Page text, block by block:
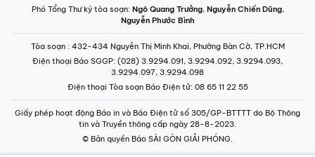
Phó Tổng Thư ký tòa soạn: Ngô Quang Trưởng, Nguyễn Chiến Dũng,
Nguyễn Phước Bình
Tòa soạn : 432-434 Nguyễn Thị Minh Khai, Phường Bàn Cờ, TP.HCM
Điện thoại Báo SGGP: (028) 3.9294.091, 3.9294.092, 3.9294.093,
3.9294.097, 3.9294.098
Điện thoại Tòa soạn Báo Điện tử: 08 65 11 22 55
Giấy phép hoạt động Báo in và Báo Điện tử số 305/GP-BTTTT do Bộ Thông
tin và Truyền thông cấp ngày 28-8-2023.
© Bản quyền Báo SÀI GÒN GIẢI PHÓNG.